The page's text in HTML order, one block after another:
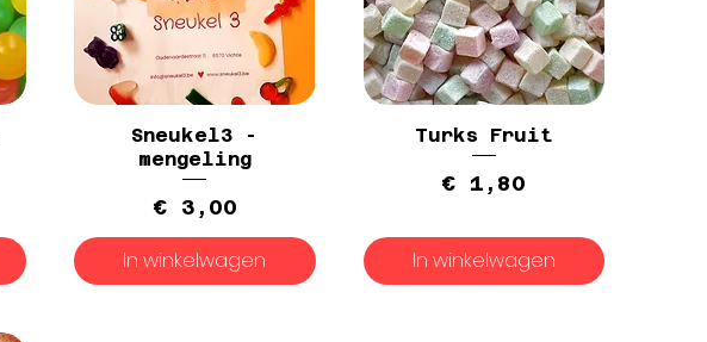
Sneukel3 -
mengeling
Prijs
€ 3,00
In winkelwagen
Turks Fruit
Prijs
€ 1,80
In winkelwagen